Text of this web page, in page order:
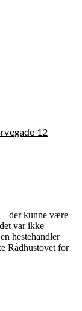
12
– der kunne være
var ikke
hestehandler
Rådhustovet for